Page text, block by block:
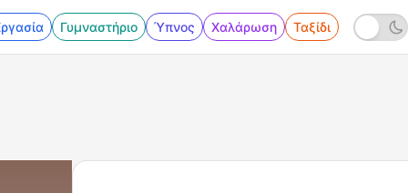
Γυμναστήριο Ύπνος Χαλάρωση Ταξίδι